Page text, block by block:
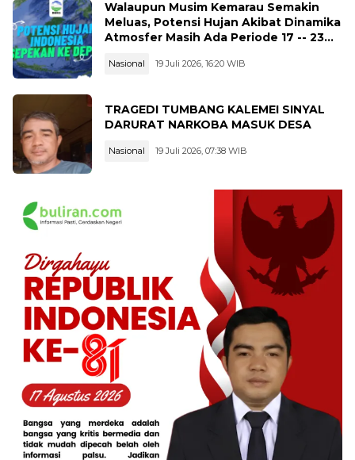
Walaupun Musim Kemarau Semakin
Meluas, Potensi Hujan Akibat Dinamika
Atmosfer Masih Ada Periode 17 -- 23
Nasional 19 Juli 2026, 16:20 WIB
TRAGEDI TUMBANG KALEMEI SINYAL
DARURAT NARKOBA MASUK DESA
Nasional 19 Juli 2026, 07:38 WIB